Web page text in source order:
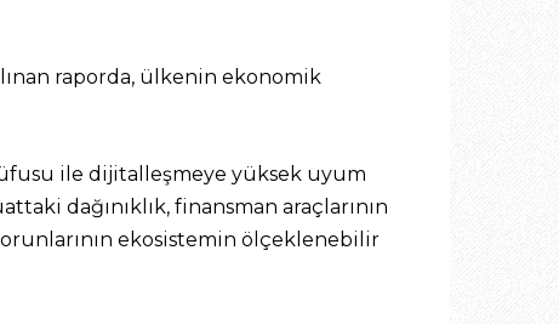
raporda, ülkenin ekonomik
ile dijitalleşmeye yüksek uyum
dağınıklık, finansman araçlarının
sorunlarının ekosistemin ölçeklenebilir